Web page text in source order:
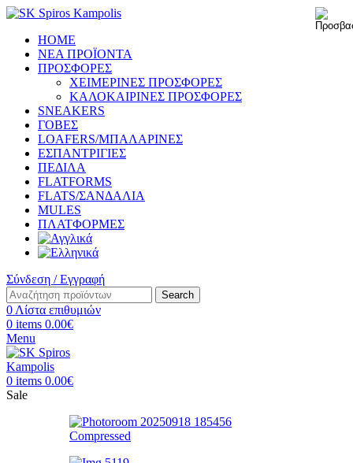
HOME
ΝΕΑ ΠΡΟΪΟΝΤΑ
ΠΡΟΣΦΟΡΕΣ
ΧΕΙΜΕΡΙΝΕΣ ΠΡΟΣΦΟΡΕΣ
ΚΑΛΟΚΑΙΡΙΝΕΣ ΠΡΟΣΦΟΡΕΣ
SNEAKERS
ΓΟΒΕΣ
LOAFERS/ΜΠΑΛΑΡΙΝΕΣ
ΕΣΠΑΝΤΡΙΓΙΕΣ
ΠΕΔΙΛΑ
FLATFORMS
FLATS/ΣΑΝΔΑΛΙΑ
MULES
ΠΛΑΤΦΟΡΜΕΣ
Σύνδεση / Εγγραφή
Search
0 Λίστα επιθυμιών
0 items 0.00€
Menu
0 items 0.00€
Sale